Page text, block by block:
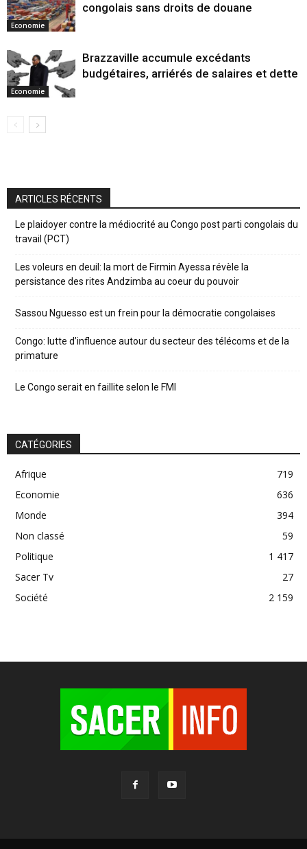
Economie
congolais sans droits de douane
Economie
Brazzaville accumule excédants
budgétaires, arriérés de salaires et dette
ARTICLES RÉCENTS
Le plaidoyer contre la médiocrité au Congo post parti congolais du
travail (PCT)
Les voleurs en deuil: la mort de Firmin Ayessa révèle la
persistance des rites Andzimba au coeur du pouvoir
Sassou Nguesso est un frein pour la démocratie congolaises
Congo: lutte d’influence autour du secteur des télécoms et de la
primature
Le Congo serait en faillite selon le FMI
CATÉGORIES
Afrique
719
Economie
636
Monde
394
Non classé
59
Politique
1 417
Sacer Tv
27
Société
2 159